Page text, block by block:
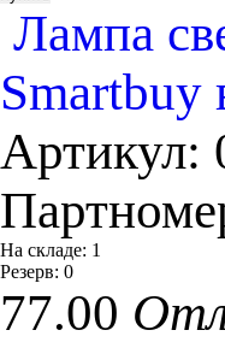
Лампа
Артикул:
На складе: 1
Резерв: 0
77.00